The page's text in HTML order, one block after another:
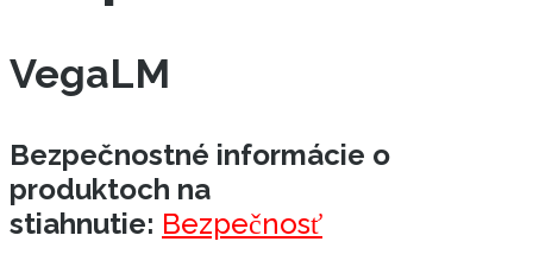
VegaLM
Bezpečnostné informácie o
produktoch na
stiahnutie: Bezpečnosť